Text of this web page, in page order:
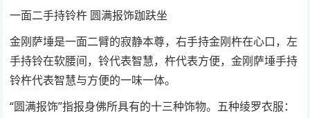
一面二手持铃杵 圆满报饰跏趺坐
金刚萨埵是一面二臂的寂静本尊，右手持金刚杵在心口，左
手持铃在软腰间，铃代表智慧，杵代表方便，金刚萨埵手持
铃杵代表智慧与方便的一味一体。
“圆满报饰”指报身佛所具有的十三种饰物。五种绫罗衣服：